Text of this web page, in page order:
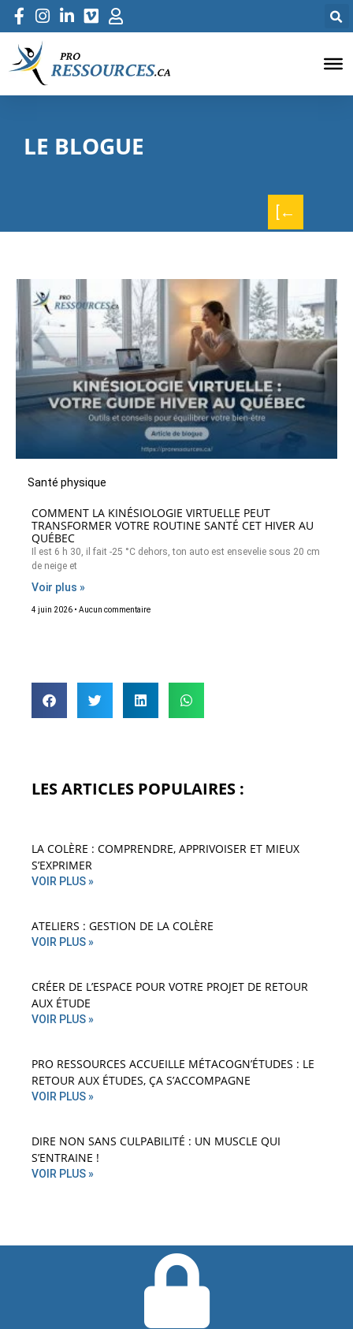
LE BLOGUE
[←
Santé physique
COMMENT LA KINÉSIOLOGIE VIRTUELLE PEUT
TRANSFORMER VOTRE ROUTINE SANTÉ CET HIVER AU
QUÉBEC
Il est 6 h 30, il fait -25 °C dehors, ton auto est ensevelie sous 20 cm
de neige et
Voir plus »
4 juin 2026 Aucun commentaire
LES ARTICLES POPULAIRES :
LA COLÈRE : COMPRENDRE, APPRIVOISER ET MIEUX
S’EXPRIMER
VOIR PLUS »
ATELIERS : GESTION DE LA COLÈRE
VOIR PLUS »
CRÉER DE L’ESPACE POUR VOTRE PROJET DE RETOUR
AUX ÉTUDE
VOIR PLUS »
PRO RESSOURCES ACCUEILLE MÉTACOGN’ÉTUDES : LE
RETOUR AUX ÉTUDES, ÇA S’ACCOMPAGNE
VOIR PLUS »
DIRE NON SANS CULPABILITÉ : UN MUSCLE QUI
S’ENTRAINE !
VOIR PLUS »